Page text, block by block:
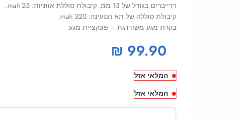
דרייברים בגודל של 13 ממ. קיבולת סוללת אוזניות: 25 mah.
קיבולת סוללה של תא הטעינה: 320 mah.
בקרת מגע משודרגת – פונקציית מגע
₪ 99.90
המלאי אזל
המלאי אזל